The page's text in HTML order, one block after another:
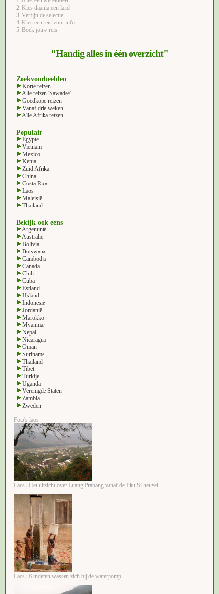
2. Kies daarna een land
3. Verfijn de selectie
4. Kies een reis voor info
5. Boek jouw reis
"Handig alles in één overzicht"
Zoekvoorbeelden
Korte reizen
Alle reizen 'Sawadee'
Goedkope reizen
Vanaf drie weken
Alle Afrika reizen
Populair
Egypte
Vietnam
Mexico
Kenia
Zuid Afrika
China
Costa Rica
Laos
Maleisië
Thailand
Bekijk ook eens
Argentinië
Australië
Bolivia
Botswana
Cambodja
Canada
Chili
Cuba
Estland
IJsland
Indonesië
Jordanië
Marokko
Myanmar
Nepal
Nicaragua
Oman
Suriname
Thailand
Tibet
Turkije
Uganda
Verenigde Staten
Zambia
Zweden
Foto's laos
Laos | Het uitzicht over Luang Prabang vanaf de Phu Si heuvel
Laos | Kinderen wassen zich bij de waterpomp